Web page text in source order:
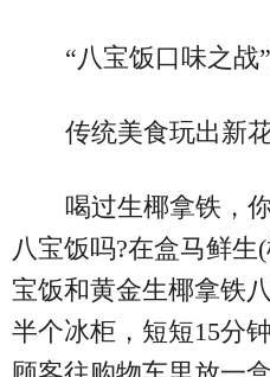
“八宝饭口味之战
传统美食玩出新
喝过生椰拿铁，
八宝饭吗?在盒马鲜生
宝饭和黄金生椰拿铁
半个冰柜，短短15分